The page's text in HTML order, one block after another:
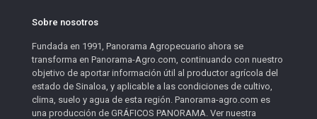
Sobre nosotros
Fundada en 1991, Panorama Agropecuario ahora se
transforma en Panorama-Agro.com, continuando con nuestro
objetivo de aportar información útil al productor agrícola del
estado de Sinaloa, y aplicable a las condiciones de cultivo,
clima, suelo y agua de esta región. Panorama-agro.com es
una producción de GRÁFICOS PANORAMA. Ver nuestra